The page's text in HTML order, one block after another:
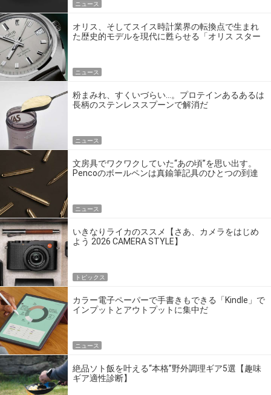
ニュース
オリス、そしてスイス時計業界の転換点で生まれ
た歴史的モデルを現代に甦らせる「オリス スター
ニュース
粉まみれ、すくいづらい…。プロテインあるあるは
長柄のステンレススプーンで解消だ
ニュース
文房具でワクワクしていた“あの頃”を思い出す。
Pencoのボールペンは真鍮筆記具のひとつの到達
ニュース
いきなりライカのススメ【さあ、カメラをはじめ
よう 2026 CAMERA STYLE】
トピックス
カラー電子ペーパーで手書きもできる「Kindle」で
インプットとアウトプットに集中だ
ニュース
絶品ソト飯を叶える“本格”野外調理ギア5選【趣味
ギア適性診断】